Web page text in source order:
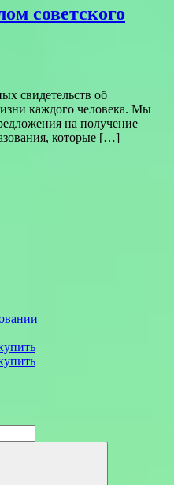
советского
свидетельств об
каждого человека. Мы
на получение
которые […]